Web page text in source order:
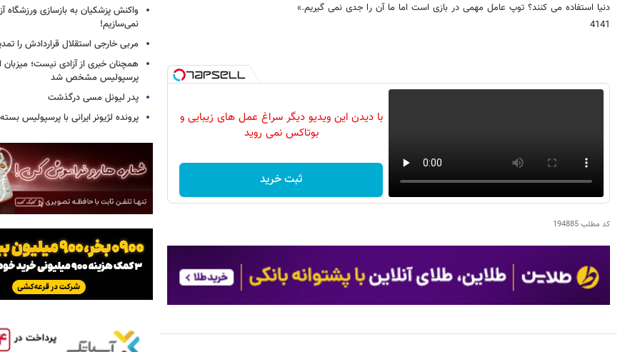
دنیا استفاده می کنند؟ توپ عامل مهمی در بازی است اما ما آن را جدی نمی گیریم.»
4141
با دیدن این ویدیو دیگر سراغ عمل های زیبایی و
بوتاکس نمی روید
ثبت خرید
کد مطلب194885
واکنش پزشکیان به بازسازی ورزشگاه
نمی‌سازیم!
مربی خارجی استقلال قراردادش را
همچنان خبری از آزادی نیست؛ میزبان
پرسپولیس مشخص شد
پدر لیونل مسی درگذشت
پرونده لژیونر ایرانی با پرسپولیس